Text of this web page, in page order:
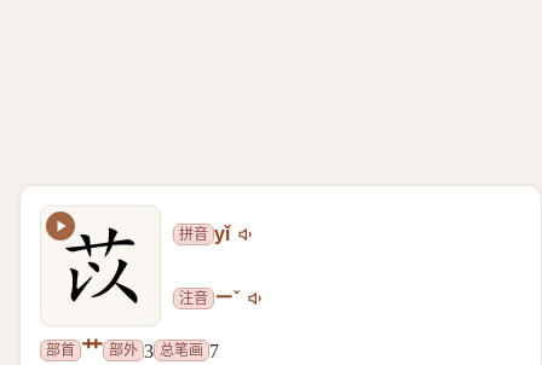
拼音 yǐ
注音 ㄧˇ
部首 艹 部外 3 总笔画 7